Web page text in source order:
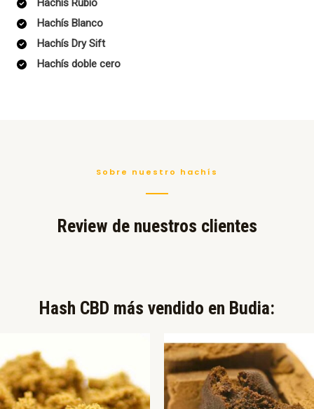
Hachís Rubio
Hachís Blanco
Hachís Dry Sift
Hachís doble cero
Sobre nuestro hachís
Review de nuestros clientes
Hash CBD más vendido en Budia:​